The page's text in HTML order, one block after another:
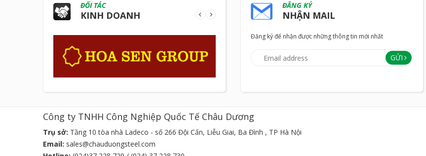
ĐỐI TÁC
KINH DOANH
ĐĂNG KÝ
NHẬN MAIL
Đăng ký để nhận được những thông tin mới nhất
GỬI
Công ty TNHH Công Nghiệp Quốc Tế Châu Dương
Trụ sở: Tầng 10 tòa nhà Ladeco - số 266 Đội Cấn, Liễu Giai, Ba Đình , TP Hà Nội
Email: sales@chauduongsteel.com